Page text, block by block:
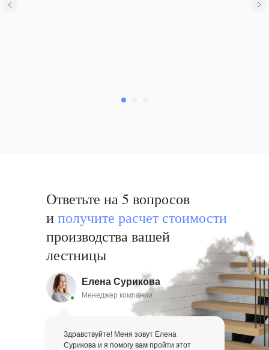
Ответьте на 5 вопросов
иполучи те расчет стоимости
производства вашей
лестницы
Елена Сурикова
Менеджер компании
Здравствуйте! Меня зовут Елена
Сурикова и я помогу вам пройти этот